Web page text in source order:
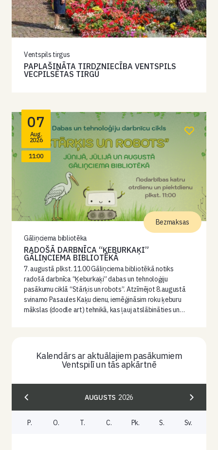
Ventspils tirgus
PAPLAŠINĀTA TIRDZNIECĪBA VENTSPILS
VECPILSĒTAS TIRGŪ
07
Aug.
2026
11:00
Gāliņciema bibliotēka
RADOŠĀ DARBNĪCA “ĶEBURKAĶI”
GĀLIŅCIEMA BIBLIOTĒKĀ
7. augustā plkst. 11.00 Gāliņciema bibliotēkā notiks
radošā darbnīca “Ķeburkaķi” dabas un tehnoloģiju
pasākumu ciklā “Stārķis un robots”. Atzīmējot 8.augustā
svinamo Pasaules Kaķu dienu, iemēģināsim roku ķeburu
mākslas (doodle art) tehnikā, kas ļauj atslābināties un…
Bezmaksas
Kalendārs ar aktuālajiem pasākumiem
Ventspilī un tās apkārtnē
AUGUSTS 2026
P. O. T. C. Pk. S. Sv.